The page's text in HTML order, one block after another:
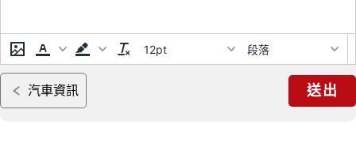
12pt 段落
汽車資訊 送出